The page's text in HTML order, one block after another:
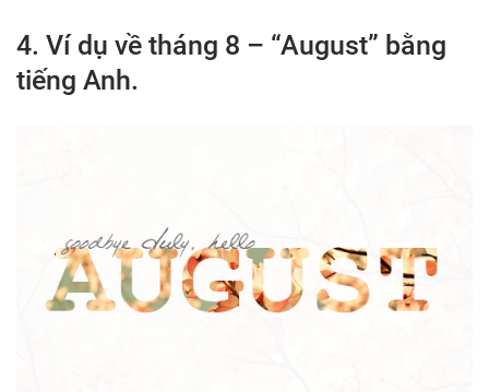
4. Ví dụ về tháng 8 – “August” bằng
tiếng Anh.